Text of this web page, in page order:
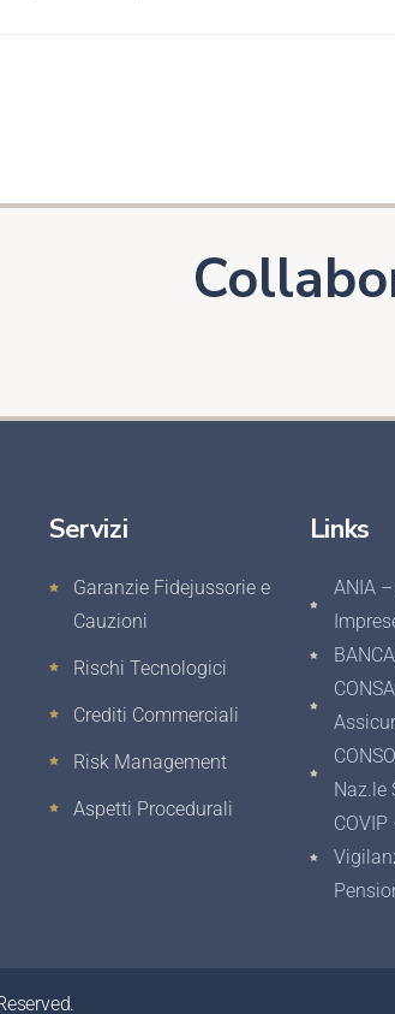
Servizi
Garanzie Fidejussorie e
Cauzioni
Rischi Tecnologici
Crediti Commerciali
Risk Management
Aspetti Procedurali
Links
ANIA
Naz.le